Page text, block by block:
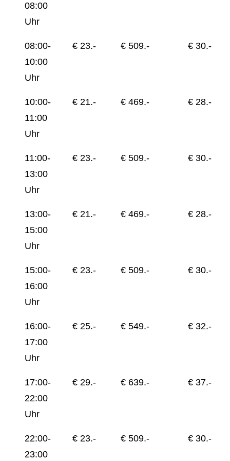
08:00
Uhr
08:00-
10:00
Uhr
€ 23.- € 509.- € 30.-
10:00-
11:00
Uhr
€ 21.- € 469.- € 28.-
11:00-
13:00
Uhr
€ 23.- € 509.- € 30.-
13:00-
15:00
Uhr
€ 21.- € 469.- € 28.-
15:00-
16:00
Uhr
€ 23.- € 509.- € 30.-
16:00-
17:00
Uhr
€ 25.- € 549.- € 32.-
17:00-
22:00
Uhr
€ 29.- € 639.- € 37.-
22:00-
23:00
€ 23.- € 509.- € 30.-